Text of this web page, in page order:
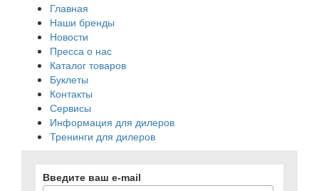
Главная
Наши бренды
Новости
Пресса о нас
Каталог товаров
Буклеты
Контакты
Сервисы
Информация для дилеров
Тренинги для дилеров
Введите ваш e-mail